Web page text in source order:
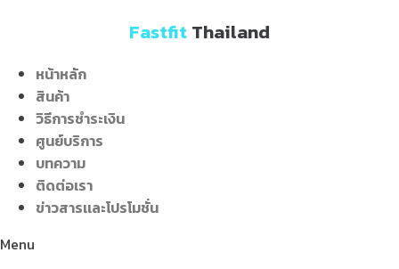
content
FastfitThailand
หน้าหลัก
สินค้า
วิธีการชำระเงิน
ศูนย์บริการ
บทความ
ติดต่อเรา
ข่าวสารเเละโปรโมชั่น
Menu